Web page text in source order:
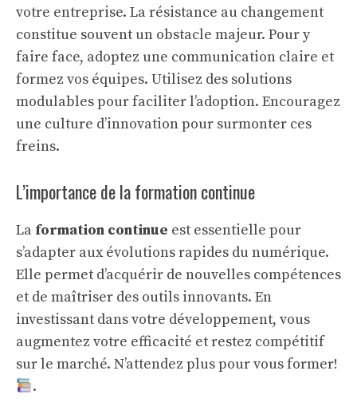
votre entreprise. La résistance au changement
constitue souvent un obstacle majeur. Pour y
faire face, adoptez une communication claire et
formez vos équipes. Utilisez des solutions
modulables pour faciliter l’adoption. Encouragez
une culture d’innovation pour surmonter ces
freins.
L’importance de la formation continue
La formation continue est essentielle pour
s’adapter aux évolutions rapides du numérique.
Elle permet d’acquérir de nouvelles compétences
et de maîtriser des outils innovants. En
investissant dans votre développement, vous
augmentez votre efficacité et restez compétitif
sur le marché. N’attendez plus pour vous former!
.